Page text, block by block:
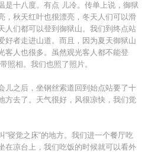
是十八度。有点 儿冷。传单上说，御狱
，秋天红叶也很漂亮，冬天人们可以滑
人们都可以登到御狱山。我们到终点站
好者走进山道。而且，因为夏天御狱山
客人也很多。虽然观光客人都不能登
照相。我们也照了照片。
之后，坐钢丝索道回到始点站要了十
方去了。天气很好，风很凉快，我们觉
觉之床“的地方。我们进一个餐厅吃
在凉台上，我们吃饭的时候就可以看外